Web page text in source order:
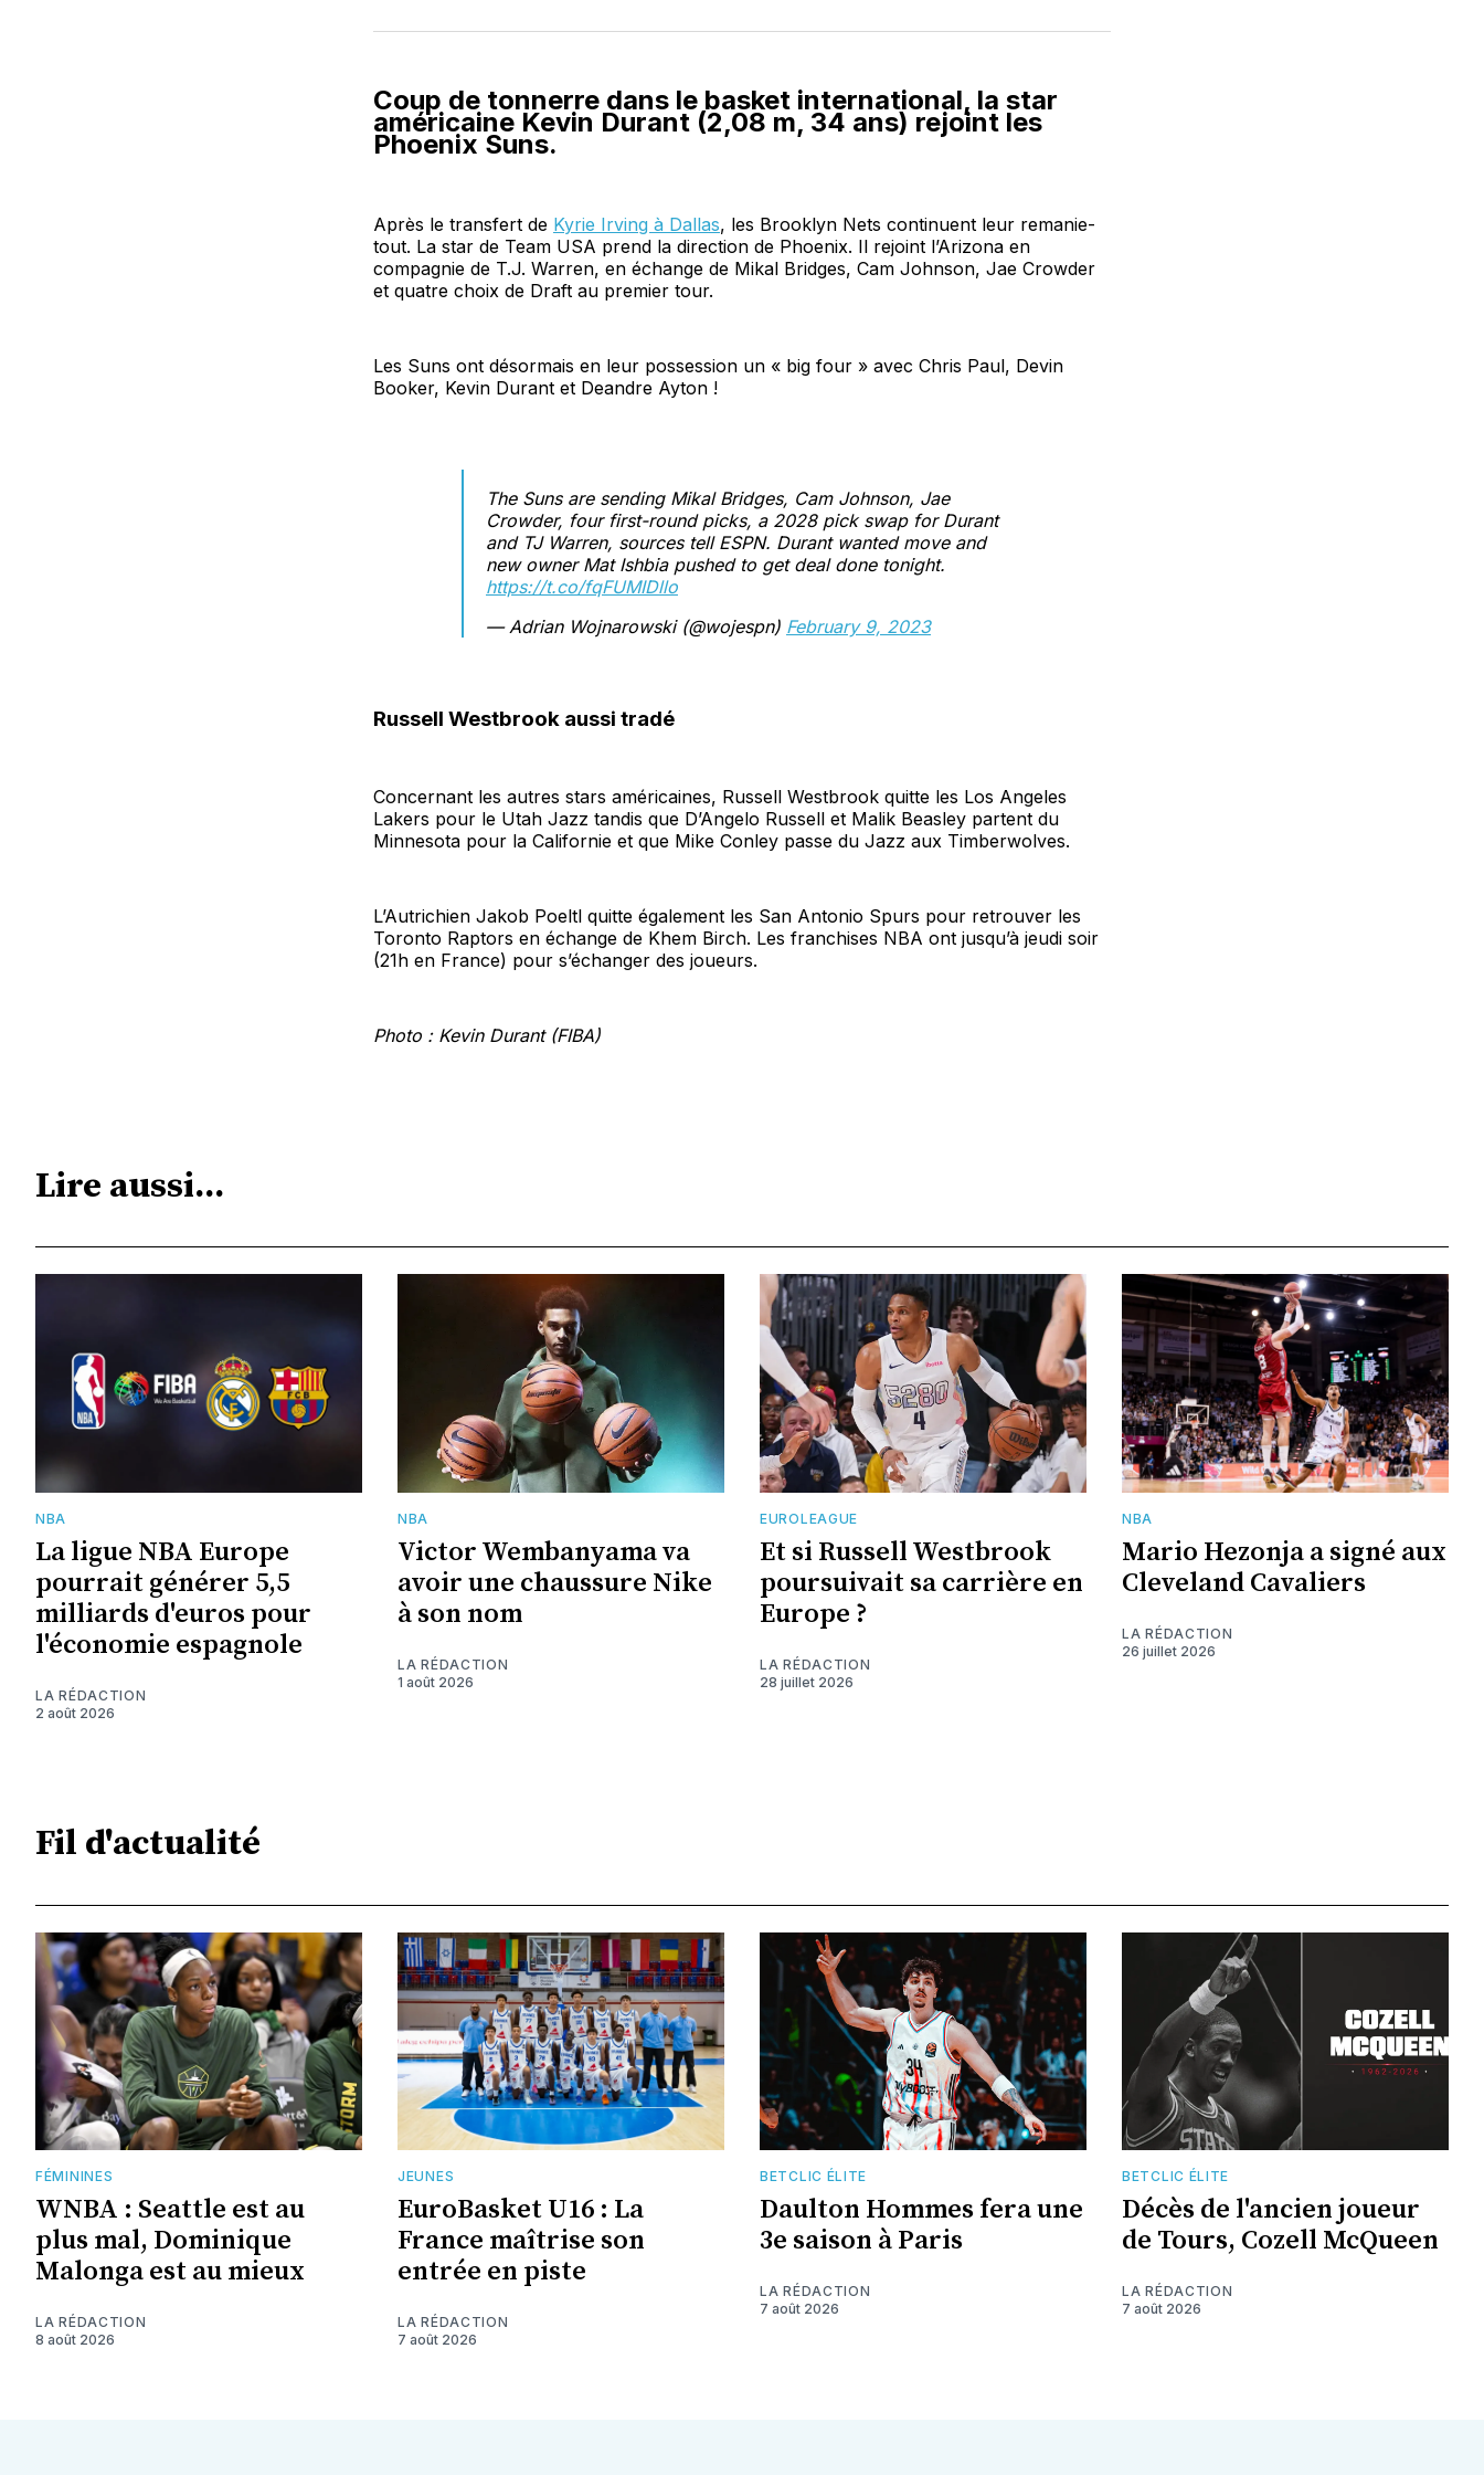
Facebook
LinkedInWhatsApp
Courriel
Coup de tonnerre dans le basket international, la star
américaine Kevin Durant (2,08 m, 34 ans) rejoint les
Phoenix Suns.
Après le transfert de Kyrie Irving à Dallas, les Brooklyn Nets continuent leur remanie-
tout. La star de Team USA prend la direction de Phoenix. Il rejoint l’Arizona en
compagnie de T.J. Warren, en échange de Mikal Bridges, Cam Johnson, Jae Crowder
et quatre choix de Draft au premier tour.
Les Suns ont désormais en leur possession un « big four » avec Chris Paul, Devin
Booker, Kevin Durant et Deandre Ayton !
The Suns are sending Mikal Bridges, Cam Johnson, Jae
Crowder, four first-round picks, a 2028 pick swap for Durant
and TJ Warren, sources tell ESPN. Durant wanted move and
new owner Mat Ishbia pushed to get deal done tonight.
https://t.co/fqFUMIDllo
— Adrian Wojnarowski (@wojespn) February 9, 2023
Russell Westbrook aussi tradé
Concernant les autres stars américaines, Russell Westbrook quitte les Los Angeles
Lakers pour le Utah Jazz tandis que D’Angelo Russell et Malik Beasley partent du
Minnesota pour la Californie et que Mike Conley passe du Jazz aux Timberwolves.
L’Autrichien Jakob Poeltl quitte également les San Antonio Spurs pour retrouver les
Toronto Raptors en échange de Khem Birch. Les franchises NBA ont jusqu’à jeudi soir
(21h en France) pour s’échanger des joueurs.
Photo : Kevin Durant (FIBA)
Lire aussi...
NBA
La ligue NBA Europe
pourrait générer 5,5
milliards d'euros pour
l'économie espagnole
LA RÉDACTION
2 août 2026
NBA
Victor Wembanyama va
avoir une chaussure Nike
à son nom
LA RÉDACTION
1 août 2026
EUROLEAGUE
Et si Russell Westbrook
poursuivait sa carrière en
Europe ?
LA RÉDACTION
28 juillet 2026
NBA
Mario Hezonja a signé aux
Cleveland Cavaliers
LA RÉDACTION
26 juillet 2026
Fil d'actualité
FÉMININES
WNBA : Seattle est au
plus mal, Dominique
Malonga est au mieux
LA RÉDACTION
8 août 2026
JEUNES
EuroBasket U16 : La
France maîtrise son
entrée en piste
LA RÉDACTION
7 août 2026
BETCLIC ÉLITE
Daulton Hommes fera une
3e saison à Paris
LA RÉDACTION
7 août 2026
BETCLIC ÉLITE
Décès de l'ancien joueur
de Tours, Cozell McQueen
LA RÉDACTION
7 août 2026